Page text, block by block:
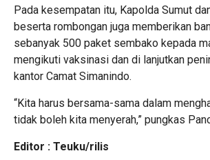
Pada kesempatan itu, Kapolda Sumut
beserta rombongan juga memberikan
sebanyak 500 paket sembako kepada
mengikuti vaksinasi dan di lanjutkan
kantor Camat Simanindo.
“Kita harus bersama-sama dalam
tidak boleh kita menyerah,” pungkas
Editor : Teuku/rilis